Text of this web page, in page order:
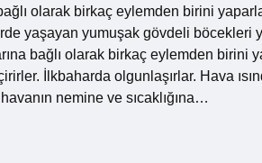
olarak birkaç eylemden birini
yaşayan yumuşak gövdeli böcekleri
bağlı olarak birkaç eylemden birini
İlkbaharda olgunlaşırlar. Hava
nemine ve sıcaklığına…